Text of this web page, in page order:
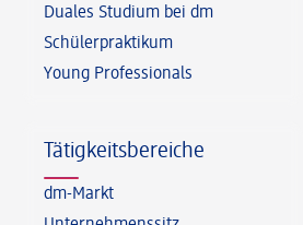
Duales Studium bei dm
Schülerpraktikum
Young Professionals
Tätigkeitsbereiche
dm-Markt